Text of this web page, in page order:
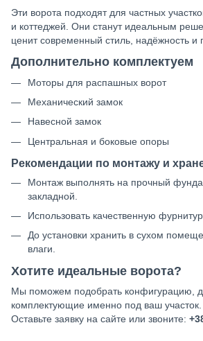
Эти ворота подходят для частных
и коттеджей. Они станут идеальным
ценит современный стиль, надёжность и
Дополнительно комплектуем
Моторы для распашных ворот
Механический замок
Навесной замок
Центральная и боковые опоры
Рекомендации по монтажу и
Монтаж выполнять на прочный
закладной.
Использовать качественную
До установки хранить в сухом
влаги.
Хотите идеальные ворота?
Мы поможем подобрать конфигурацию,
комплектующие именно под ваш участок.
Оставьте заявку на сайте или звоните: